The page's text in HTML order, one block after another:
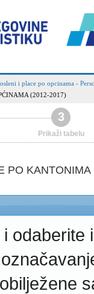
i place po opcinama -
(2012-2017)
3
Prikaži tabelu
PO